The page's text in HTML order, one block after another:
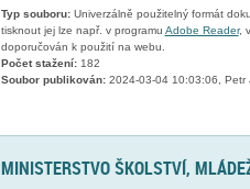
Typ souboru:Univerzálně použitelný formát
tisknout jej lze např. v programu Adobe Reader,
doporučován k použití na webu.
Počet stažení:182
Soubor publikován:2024-03-04 10:03:06, Petr
MINISTERSTVO ŠKOLSTVÍ,